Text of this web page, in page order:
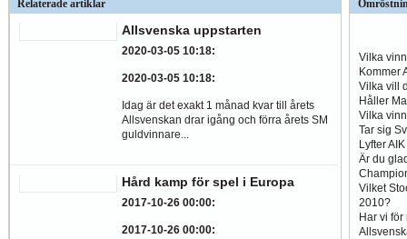
Relaterade artiklar
Allsvenska uppstarten
2020-03-05 10:18:
2020-03-05 10:18:
Idag är det exakt 1 månad kvar till årets
Allsvenskan drar igång och förra årets SM
guldvinnare...
Hård kamp för spel i Europa
2017-10-26 00:00:
2017-10-26 00:00:
Vilka
Kommer
Vilka vill
Håller
Vilka
Tar sig
Lyfter
Är du
Vilket
2010?
Har vi